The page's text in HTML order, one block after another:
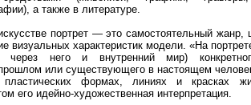
а также в литературе.
портрет — это самостоятельный жанр,
визуальных характеристик модели. «На
него и внутренний мир)
или существующего в настоящем
формах, линиях и красках
его идейно-художественная интерпретация.